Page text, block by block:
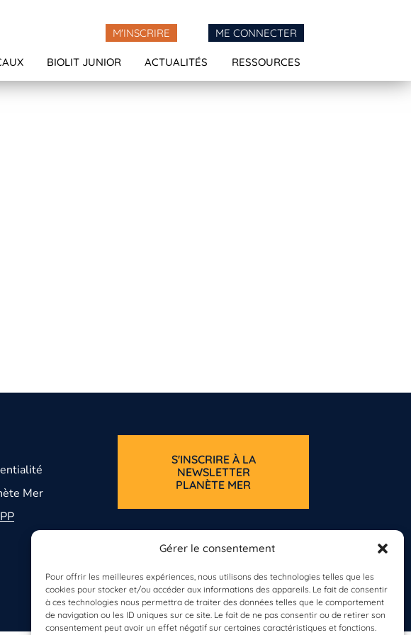
Gérer le consentement
Pour offrir les meilleures expériences, nous utilisons des technologies telles que les
cookies pour stocker et/ou accéder aux informations des appareils. Le fait de consentir
à ces technologies nous permettra de traiter des données telles que le comportement
de navigation ou les ID uniques sur ce site. Le fait de ne pas consentir ou de retirer son
consentement peut avoir un effet négatif sur certaines caractéristiques et fonctions.
M'INSCRIRE ME CONNECTER
BIOLIT JUNIOR ACTUALITÉS RESSOURCES
Mer
S'INSCRIRE À LA
NEWSLETTER
PLANÈTE MER